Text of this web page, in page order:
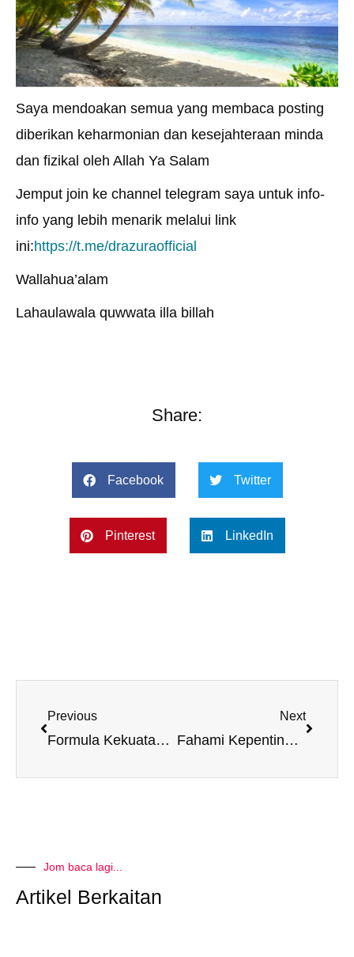
Saya mendoakan semua yang membaca posting
diberikan keharmonian dan kesejahteraan minda
dan fizikal oleh Allah Ya Salam
Jemput join ke channel telegram saya untuk info-
info yang lebih menarik melalui link
ini:https://t.me/drazuraofficial
Wallahua’alam
Lahaulawala quwwata illa billah
Share:
Facebook Twitter
Pinterest LinkedIn
Previous
Formula Kekuatan Jiwa
Next
Fahami Kepentingan 4 Kuadran Pengurusan Masa
Jom baca lagi...
Artikel Berkaitan